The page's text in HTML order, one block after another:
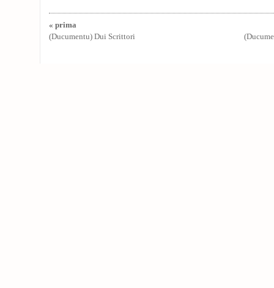
« prima
(Ducumentu) Dui Scrittori